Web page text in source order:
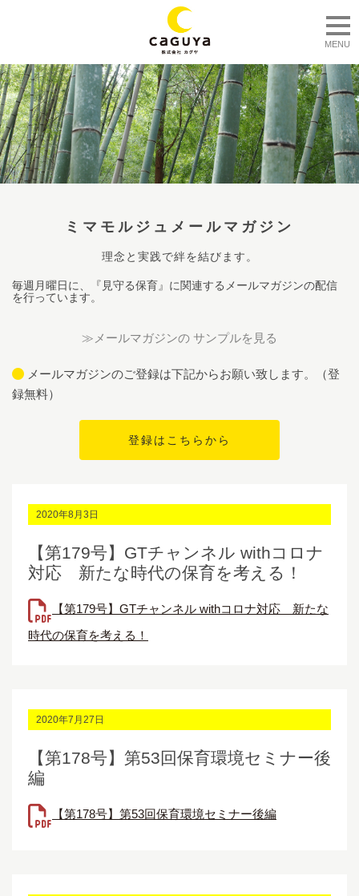
MENU
ミマモルジュメールマガジン
理念と実践で絆を結びます。
毎週月曜日に、『見守る保育』に関連するメールマガジンの配信
を行っています。
≫メールマガジンの サンプルを見る
メールマガジンのご登録は下記からお願い致します。（登
録無料）
2020年8月3日
【第179号】GTチャンネル withコロナ
対応 新たな時代の保育を考える！
【第179号】GTチャンネル withコロナ対応 新たな
時代の保育を考える！
2020年7月27日
【第178号】第53回保育環境セミナー後
編
【第178号】第53回保育環境セミナー後編